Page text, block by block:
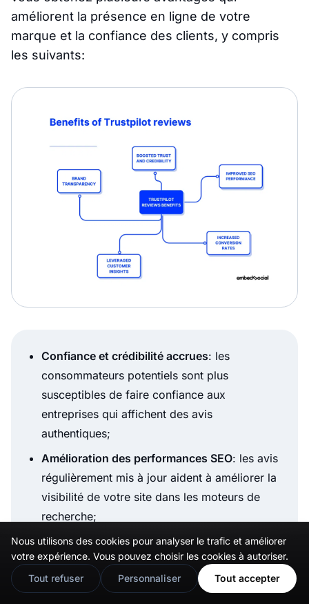
améliorent la présence en ligne de votre
marque et la confiance des clients, y compris
les suivants:
Confiance et crédibilité accrues: les
consommateurs potentiels sont plus
susceptibles de faire confiance aux
entreprises qui affichent des avis
authentiques;
Amélioration des performances SEO: les avis
régulièrement mis à jour aident à améliorer la
visibilité de votre site dans les moteurs de
recherche;
Augmentation des taux de conversion : la
preuve sociale joue un rôle énorme dans
l’incitation des clients potentiels à prendre
Nous utilisons des cookies pour analyser le trafic et améliorer
votre expérience. Vous pouvez choisir les cookies à autoriser.
Tout refuser
Personnaliser Tout accepter
🇬🇧Would you prefer this site in English?
View in English